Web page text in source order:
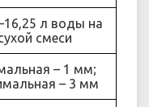
л воды на
смеси
– 1 мм;
– 3 мм